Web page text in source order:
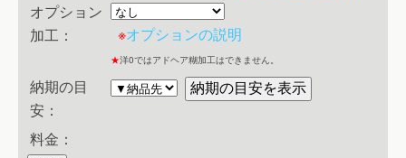
オプション
加工：
※オプションの説明
★洋0ではアドヘア糊加工はできません。
納期の目
安：
料金：